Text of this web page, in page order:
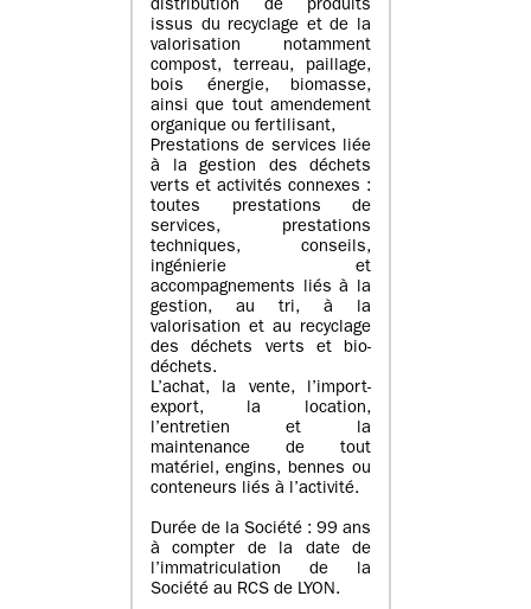
distribution de produits
issus du recyclage et de la
valorisation notamment
compost, terreau, paillage,
bois énergie, biomasse,
ainsi que tout amendement
organique ou fertilisant,
Prestations de services liée
à la gestion des déchets
verts et activités connexes :
toutes prestations de
services, prestations
techniques, conseils,
ingénierie et
accompagnements liés à la
gestion, au tri, à la
valorisation et au recyclage
des déchets verts et bio-
déchets.
L’achat, la vente, l’import-
export, la location,
l’entretien et la
maintenance de tout
matériel, engins, bennes ou
conteneurs liés à l’activité.
Durée de la Société : 99 ans
à compter de la date de
l’immatriculation de la
Société au RCS de LYON.